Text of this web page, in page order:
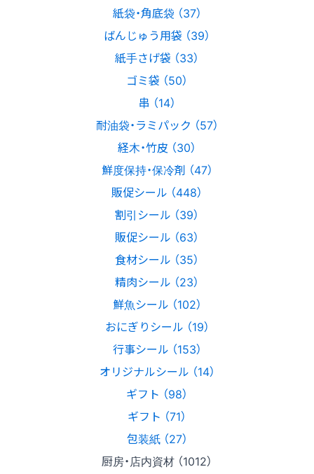
紙袋・角底袋 （37）
ばんじゅう用袋 （39）
紙手さげ袋 （33）
ゴミ袋 （50）
串 （14）
耐油袋・ラミパック （57）
経木・竹皮 （30）
鮮度保持・保冷剤 （47）
販促シール （448）
割引シール （39）
販促シール （63）
食材シール （35）
精肉シール （23）
鮮魚シール （102）
おにぎりシール （19）
行事シール （153）
オリジナルシール （14）
ギフト （98）
ギフト （71）
包装紙 （27）
厨房・店内資材 （1012）